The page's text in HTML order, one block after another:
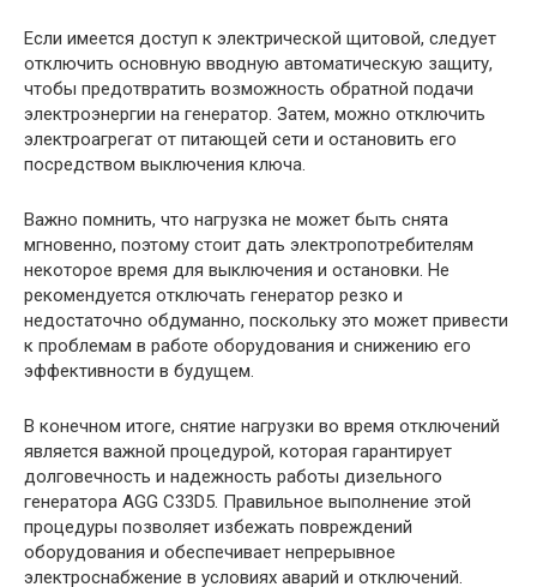
Если имеется доступ к электрической щитовой, следует
отключить основную вводную автоматическую защиту,
чтобы предотвратить возможность обратной подачи
электроэнергии на генератор. Затем, можно отключить
электроагрегат от питающей сети и остановить его
посредством выключения ключа.
Важно помнить, что нагрузка не может быть снята
мгновенно, поэтому стоит дать электропотребителям
некоторое время для выключения и остановки. Не
рекомендуется отключать генератор резко и
недостаточно обдуманно, поскольку это может привести
к проблемам в работе оборудования и снижению его
эффективности в будущем.
В конечном итоге, снятие нагрузки во время отключений
является важной процедурой, которая гарантирует
долговечность и надежность работы дизельного
генератора AGG C33D5. Правильное выполнение этой
процедуры позволяет избежать повреждений
оборудования и обеспечивает непрерывное
электроснабжение в условиях аварий и отключений.